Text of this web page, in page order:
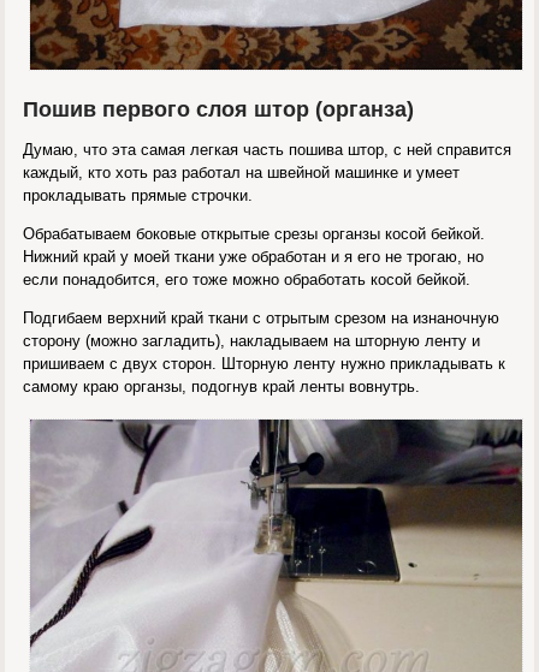
Пошив первого слоя штор (органза)
Думаю, что эта самая легкая часть пошива штор, с ней справится
каждый, кто хоть раз работал на швейной машинке и умеет
прокладывать прямые строчки.
Обрабатываем боковые открытые срезы органзы косой бейкой.
Нижний край у моей ткани уже обработан и я его не трогаю, но
если понадобится, его тоже можно обработать косой бейкой.
Подгибаем верхний край ткани с отрытым срезом на изнаночную
сторону (можно загладить), накладываем на шторную ленту и
пришиваем с двух сторон. Шторную ленту нужно прикладывать к
самому краю органзы, подогнув край ленты вовнутрь.